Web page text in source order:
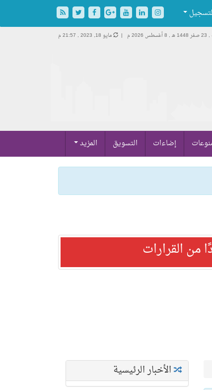
, 8 أغسطس 2026 م | مايو 18, 2023 , 21:57 م
إضاءات التسويق المزيد
القرارات
الأخبار الرئيسية